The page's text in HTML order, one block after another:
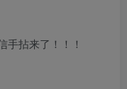
手拈来了！！！